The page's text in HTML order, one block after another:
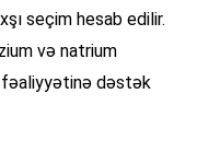
seçim hesab edilir.
və natrium
fəaliyyətinə dəstək